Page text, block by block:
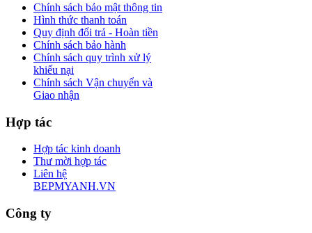
Chính sách bảo mật thông tin
Hình thức thanh toán
Quy định đổi trả - Hoàn tiền
Chính sách bảo hành
Chính sách quy trình xử lý
khiếu nại
Chính sách Vận chuyển và
Giao nhận
Hợp tác
Hợp tác kinh doanh
Thư mời hợp tác
Liên hệ
BEPMYANH.VN
Công ty